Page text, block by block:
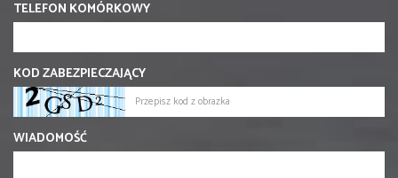
TELEFON KOMÓRKOWY
KOD ZABEZPIECZAJĄCY
WIADOMOŚĆ